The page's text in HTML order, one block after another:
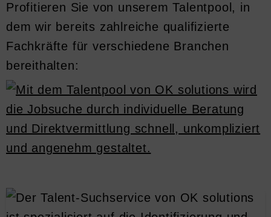
Profitieren Sie von unserem Talentpool, in
dem wir bereits zahlreiche qualifizierte
Fachkräfte für verschiedene Branchen
bereithalten: